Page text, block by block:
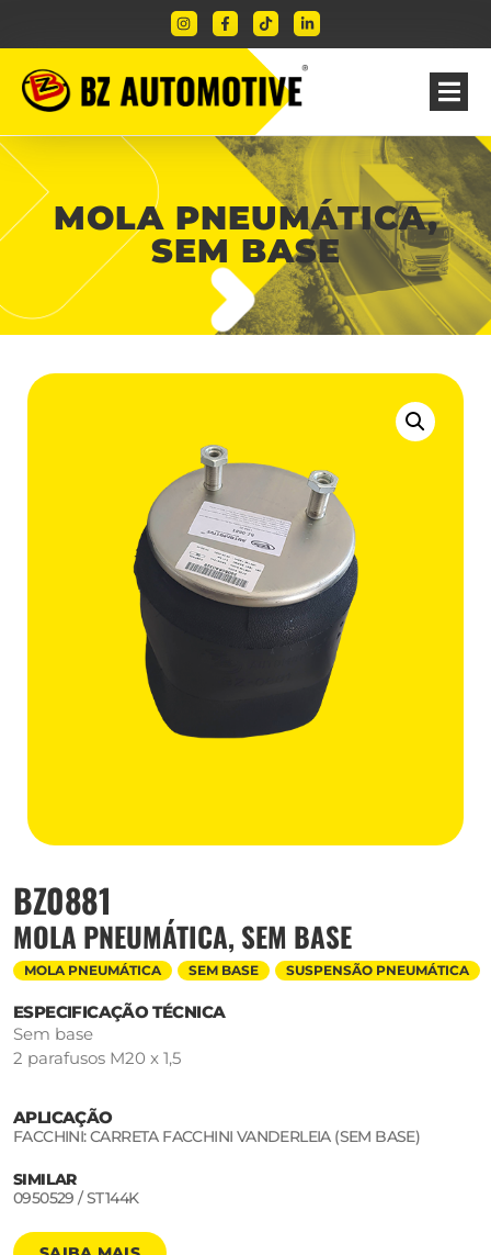
MOLA PNEUMÁTICA,
SEM BASE
BZ0881
MOLA PNEUMÁTICA, SEM BASE
MOLA PNEUMÁTICA SEM BASE SUSPENSÃO PNEUMÁTICA
ESPECIFICAÇÃO TÉCNICA
Sem base
2 parafusos M20 x 1,5
APLICAÇÃO
FACCHINI: CARRETA FACCHINI VANDERLEIA (SEM BASE)
SIMILAR
0950529 / ST144K